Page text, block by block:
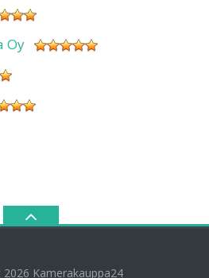
Oy
Kamerakauppa24